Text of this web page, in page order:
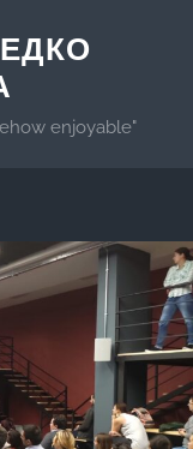
enjoyable"